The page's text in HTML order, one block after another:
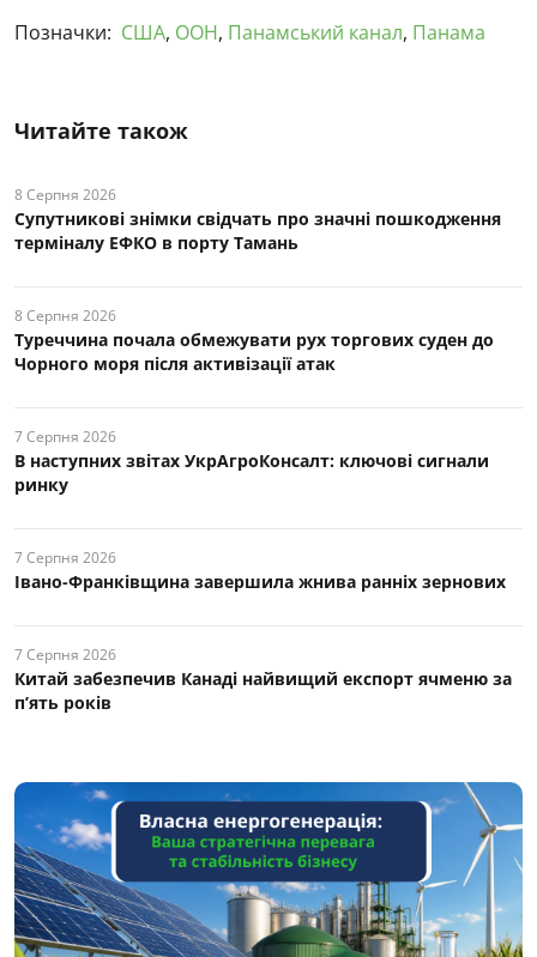
Позначки: США, ООН, Панамський канал, Панама
Читайте також
8 Серпня 2026
Супутникові знімки свідчать про значні пошкодження
терміналу ЕФКО в порту Тамань
8 Серпня 2026
Туреччина почала обмежувати рух торгових суден до
Чорного моря після активізації атак
7 Серпня 2026
В наступних звітах УкрАгроКонсалт: ключові cигнали
ринку
7 Серпня 2026
Івано-Франківщина завершила жнива ранніх зернових
7 Серпня 2026
Китай забезпечив Канаді найвищий експорт ячменю за
п’ять років